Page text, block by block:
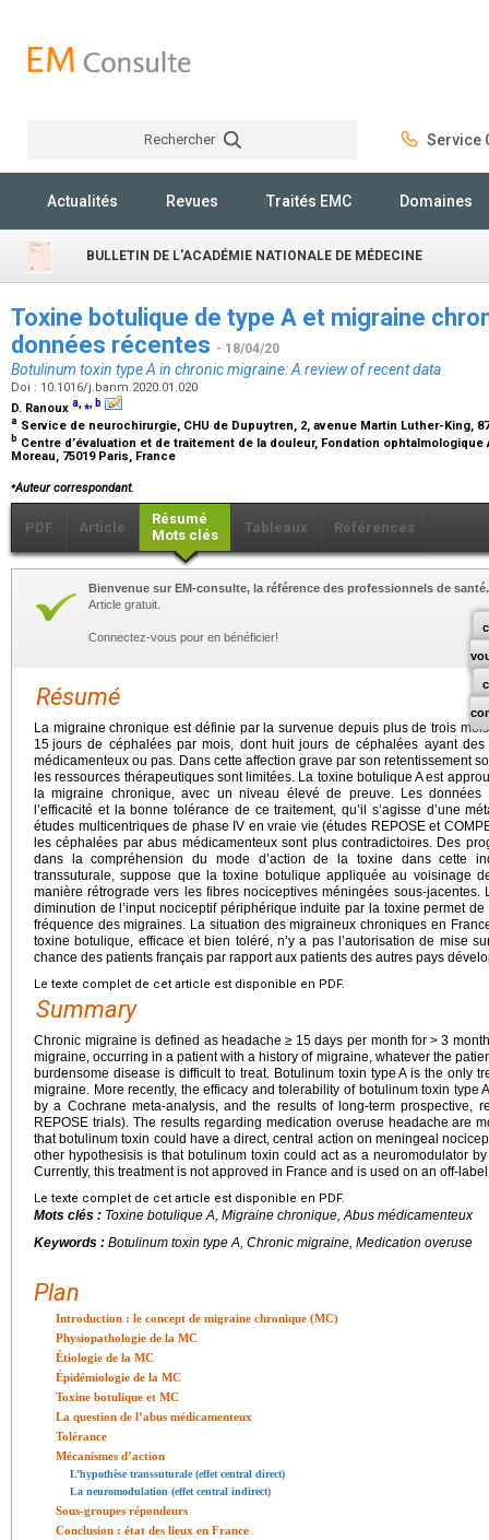
Rechercher Service
Actualités Revues Traités EMC Domaines
BULLETIN DE L'ACADÉMIE NATIONALE DE MÉDECINE
Toxine botulique de type A et migraine
données récentes - 18/04/20
Botulinum toxin type A in chronic migraine: A review of recent data
Doi : 10.1016/j.banm.2020.01.020
D. Ranoux a,⁎, b
a Service de neurochirurgie, CHU de Dupuytren, 2, avenue Martin Luther-King,
b Centre d’évaluation et de traitement de la douleur, Fondation
Moreau, 75019 Paris, France
⁎Auteur correspondant.
PDF Article
Résumé
Mots clés
Tableaux Références
Bienvenue sur EM-consulte, la référence des professionnels de santé.
Article gratuit.
Connectez-vous pour en bénéficier!
Résumé
La migraine chronique est définie par la survenue depuis plus de trois
15 jours de céphalées par mois, dont huit jours de céphalées ayant des
médicamenteux ou pas. Dans cette affection grave par son retentissement
les ressources thérapeutiques sont limitées. La toxine botulique A est
la migraine chronique, avec un niveau élevé de preuve. Les
l’efficacité et la bonne tolérance de ce traitement, qu’il s’agisse d’une
études multicentriques de phase IV en vraie vie (études REPOSE et
les céphalées par abus médicamenteux sont plus contradictoires. Des
dans la compréhension du mode d’action de la toxine dans cette
transsuturale, suppose que la toxine botulique appliquée au voisinage
manière rétrograde vers les fibres nociceptives méningées sous-
diminution de l’input nociceptif périphérique induite par la toxine permet
fréquence des migraines. La situation des migraineux chroniques en
toxine botulique, efficace et bien toléré, n’y a pas l’autorisation de mise
chance des patients français par rapport aux patients des autres pays
Le texte complet de cet article est disponible en PDF.
Summary
Chronic migraine is defined as headache ≥ 15 days per month for > 3
migraine, occurring in a patient with a history of migraine, whatever the
burdensome disease is difficult to treat. Botulinum toxin type A is the only
migraine. More recently, the efficacy and tolerability of botulinum toxin type
by a Cochrane meta-analysis, and the results of long-term prospective,
REPOSE trials). The results regarding medication overuse headache are
that botulinum toxin could have a direct, central action on meningeal
other hypothesisis is that botulinum toxin could act as a neuromodulator
Currently, this treatment is not approved in France and is used on an off-
Le texte complet de cet article est disponible en PDF.
Mots clés : Toxine botulique A, Migraine chronique, Abus médicamenteux
Keywords : Botulinum toxin type A, Chronic migraine, Medication overuse
Plan
Introduction : le concept de migraine chronique (MC)
Physiopathologie de la MC
Étiologie de la MC
Épidémiologie de la MC
Toxine botulique et MC
La question de l’abus médicamenteux
Tolérance
Mécanismes d’action
L’hypothèse transsuturale (effet central direct)
La neuromodulation (effet central indirect)
Sous-groupes répondeurs
Conclusion : état des lieux en France